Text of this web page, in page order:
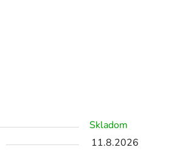
Skladom
11.8.2026